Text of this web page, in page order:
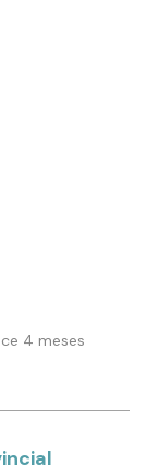
4 meses